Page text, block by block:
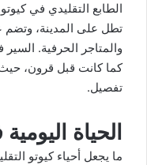
الطابع التقليدي في
تطل على المدينة، وتضم
والمتاجر الحرفية. السير
كما كانت قبل قرون،
تفصيل.
الحياة
ما يجعل أحياء كيوتو